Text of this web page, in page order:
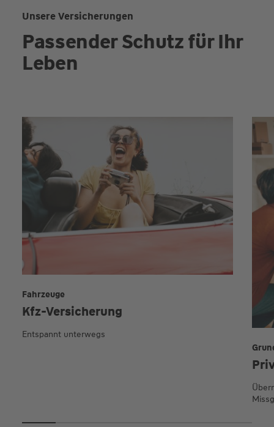
Unsere Versicherungen
Passender Schutz für Ihr
Leben
Kfz-Versicherung
Fahrzeuge
Entspannt unterwegs